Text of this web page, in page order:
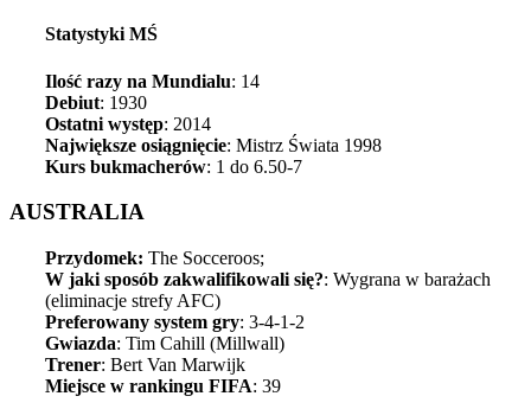
Statystyki MŚ
Ilość razy na Mundialu: 14
Debiut: 1930
Ostatni występ: 2014
Największe osiągnięcie: Mistrz Świata 1998
Kurs bukmacherów: 1 do 6.50-7
AUSTRALIA
Przydomek: The Socceroos;
W jaki sposób zakwalifikowali się?: Wygrana w barażach
(eliminacje strefy AFC)
Preferowany system gry: 3-4-1-2
Gwiazda: Tim Cahill (Millwall)
Trener: Bert Van Marwijk
Miejsce w rankingu FIFA: 39